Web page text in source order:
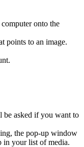
onto the
points to an image.
be asked if you want to
the pop-up window
in your list of media.